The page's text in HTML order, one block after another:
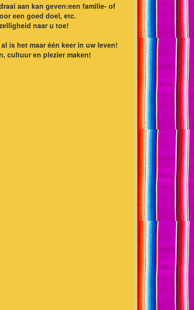
aan kan geven:een familie- of
een goed doel, etc.
naar u toe!
is het maar één keer in uw leven!
cultuur en plezier maken!